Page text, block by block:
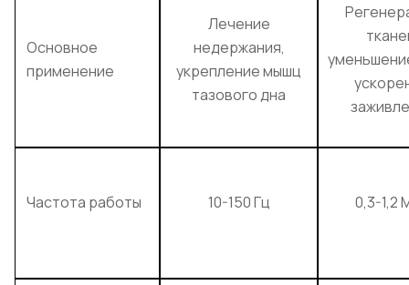
Основное
применение
Лечение
недержания,
укрепление мышц
тазового дна
Частота работы 10-150 Гц 0,3-1,2